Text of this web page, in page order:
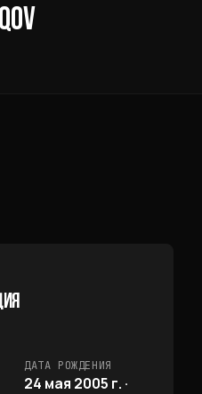
ДАТА РОЖДЕНИЯ
24 мая 2005 г. ·